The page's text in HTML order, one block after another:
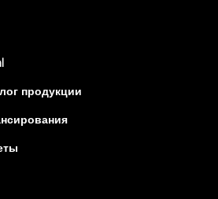
(opens
newпродукции